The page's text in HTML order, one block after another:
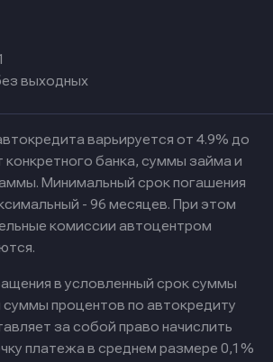
выходных
варьируется от 4.9% до
конкретного банка, суммы займа и
Минимальный срок погашения
- 96 месяцев. При этом
комиссии автоцентром
в условленный срок суммы
процентов по автокредиту
за собой право начислить
платежа в среднем размере 0,1%